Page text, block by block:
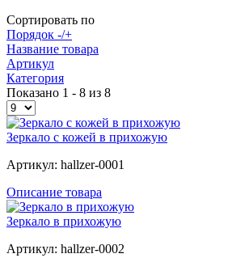
Сортировать по
Порядок -/+
Название товара
Артикул
Категория
Показано 1 - 8 из 8
Зеркало с кожей в прихожую
Артикул: hallzer-0001
Описание товара
Зеркало в прихожую
Артикул: hallzer-0002